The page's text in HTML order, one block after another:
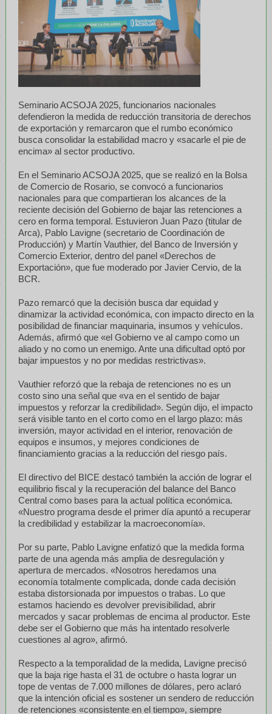
Seminario ACSOJA 2025, funcionarios nacionales
defendieron la medida de reducción transitoria de derechos
de exportación y remarcaron que el rumbo económico
busca consolidar la estabilidad macro y «sacarle el pie de
encima» al sector productivo.
En el Seminario ACSOJA 2025, que se realizó en la Bolsa
de Comercio de Rosario, se convocó a funcionarios
nacionales para que compartieran los alcances de la
reciente decisión del Gobierno de bajar las retenciones a
cero en forma temporal. Estuvieron Juan Pazo (titular de
Arca), Pablo Lavigne (secretario de Coordinación de
Producción) y Martín Vauthier, del Banco de Inversión y
Comercio Exterior, dentro del panel «Derechos de
Exportación», que fue moderado por Javier Cervio, de la
BCR.
Pazo remarcó que la decisión busca dar equidad y
dinamizar la actividad económica, con impacto directo en la
posibilidad de financiar maquinaria, insumos y vehículos.
Además, afirmó que «el Gobierno ve al campo como un
aliado y no como un enemigo. Ante una dificultad optó por
bajar impuestos y no por medidas restrictivas».
Vauthier reforzó que la rebaja de retenciones no es un
costo sino una señal que «va en el sentido de bajar
impuestos y reforzar la credibilidad». Según dijo, el impacto
será visible tanto en el corto como en el largo plazo: más
inversión, mayor actividad en el interior, renovación de
equipos e insumos, y mejores condiciones de
financiamiento gracias a la reducción del riesgo país.
El directivo del BICE destacó también la acción de lograr el
equilibrio fiscal y la recuperación del balance del Banco
Central como bases para la actual política económica.
«Nuestro programa desde el primer día apuntó a recuperar
la credibilidad y estabilizar la macroeconomía».
Por su parte, Pablo Lavigne enfatizó que la medida forma
parte de una agenda más amplia de desregulación y
apertura de mercados. «Nosotros heredamos una
economía totalmente complicada, donde cada decisión
estaba distorsionada por impuestos o trabas. Lo que
estamos haciendo es devolver previsibilidad, abrir
mercados y sacar problemas de encima al productor. Este
debe ser el Gobierno que más ha intentado resolverle
cuestiones al agro», afirmó.
Respecto a la temporalidad de la medida, Lavigne precisó
que la baja rige hasta el 31 de octubre o hasta lograr un
tope de ventas de 7.000 millones de dólares, pero aclaró
que la intención oficial es sostener un sendero de reducción
de retenciones «consistente en el tiempo», siempre